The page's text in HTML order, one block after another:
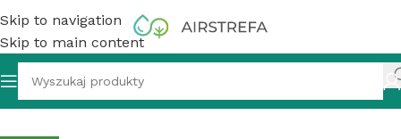
Skip to navigation
Skip to main content
mechaniczny PHILIPS POE AWP1830/10, filtr na dom